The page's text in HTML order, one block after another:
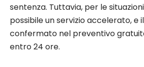
sentenza. Tuttavia, per le
possibile un servizio accelerato, e
confermato nel preventivo
entro 24 ore.